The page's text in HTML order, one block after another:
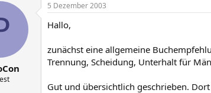
5 Dezember 2003
Hallo,
zunächst eine allgemeine
Trennung, Scheidung, Unterhalt für
Gut und übersichtlich geschrieben.